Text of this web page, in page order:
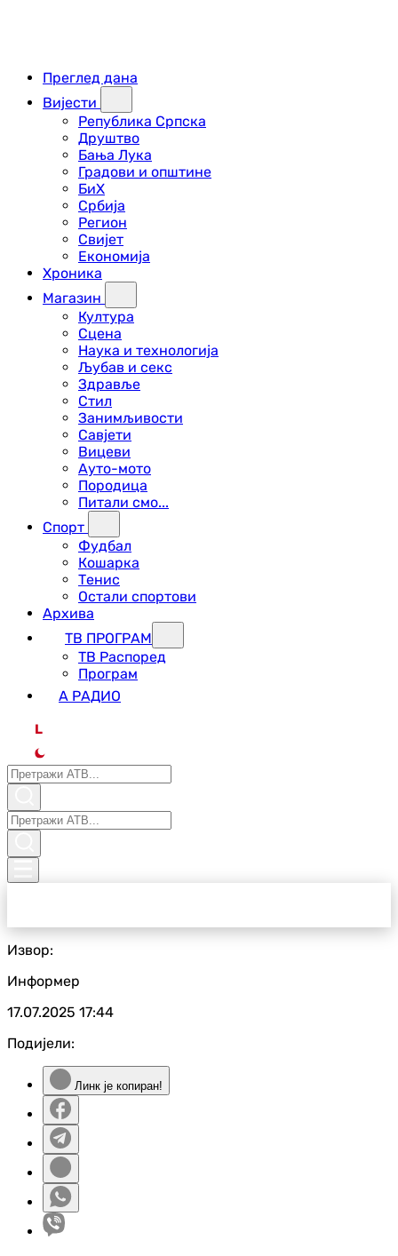
Преглед дана
Вијести
Република Српска
Друштво
Бања Лука
Градови и општине
БиХ
Србија
Регион
Свијет
Економија
Хроника
Магазин
Култура
Сцена
Наука и технологија
Љубав и секс
Здравље
Стил
Занимљивости
Савјети
Вицеви
Ауто-мото
Породица
Питали смо...
Спорт
Фудбал
Кошарка
Тенис
Остали спортови
Архива
ТВ ПРОГРАМ
ТВ Распоред
Програм
А РАДИО
L
Извор:
Информер
17.07.2025 17:44
Подијели:
Линк је копиран!